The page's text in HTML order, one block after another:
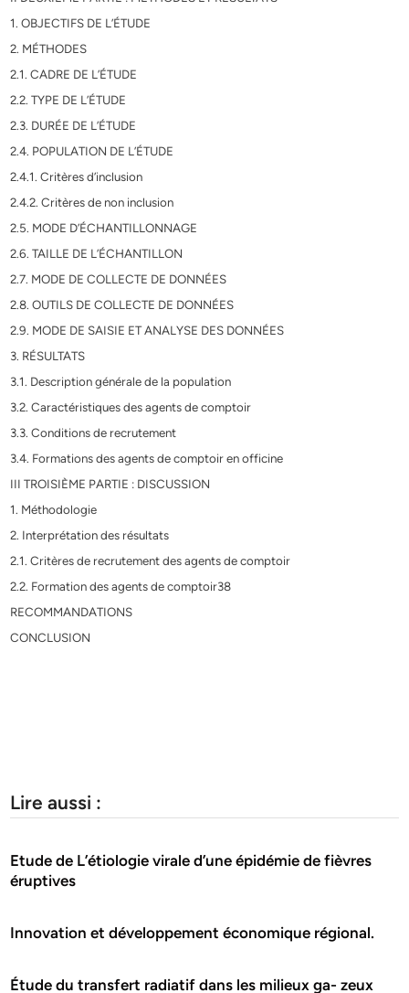
1. OBJECTIFS DE L’ÉTUDE
2. MÉTHODES
2.1. CADRE DE L’ÉTUDE
2.2. TYPE DE L’ÉTUDE
2.3. DURÉE DE L’ÉTUDE
2.4. POPULATION DE L’ÉTUDE
2.4.1. Critères d’inclusion
2.4.2. Critères de non inclusion
2.5. MODE D’ÉCHANTILLONNAGE
2.6. TAILLE DE L’ÉCHANTILLON
2.7. MODE DE COLLECTE DE DONNÉES
2.8. OUTILS DE COLLECTE DE DONNÉES
2.9. MODE DE SAISIE ET ANALYSE DES DONNÉES
3. RÉSULTATS
3.1. Description générale de la population
3.2. Caractéristiques des agents de comptoir
3.3. Conditions de recrutement
3.4. Formations des agents de comptoir en officine
III TROISIÈME PARTIE : DISCUSSION
1. Méthodologie
2. Interprétation des résultats
2.1. Critères de recrutement des agents de comptoir
2.2. Formation des agents de comptoir38
RECOMMANDATIONS
CONCLUSION
Lire aussi :
Etude de L’étiologie virale d’une épidémie de fièvres
éruptives
Innovation et développement économique régional.
Étude du transfert radiatif dans les milieux ga- zeux